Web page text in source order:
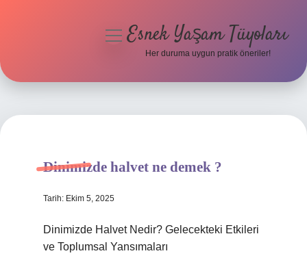
Hakkımızda
menüyüEsnek Yaşam Tüyoları
Her duruma uygun pratik öneriler!
Dinimizde halvet ne demek ?
Tarih: Ekim 5, 2025
Dinimizde Halvet Nedir? Gelecekteki Etkileri
ve Toplumsal Yansımaları